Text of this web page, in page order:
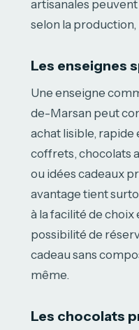
artisanales
selon la production,
Les enseignes
Une enseigne
de-Marsan peut
achat lisible, rapide
coffrets, chocolats
ou idées cadeaux
avantage tient
à la facilité de choix
possibilité de
cadeau sans
même.
Les chocolats